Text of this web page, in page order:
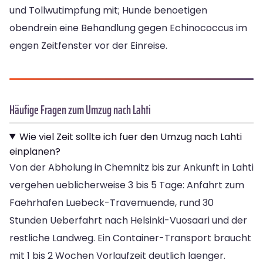
und Tollwutimpfung mit; Hunde benoetigen
obendrein eine Behandlung gegen Echinococcus im
engen Zeitfenster vor der Einreise.
Häufige Fragen zum Umzug nach Lahti
Wie viel Zeit sollte ich fuer den Umzug nach Lahti
einplanen?
Von der Abholung in Chemnitz bis zur Ankunft in Lahti
vergehen ueblicherweise 3 bis 5 Tage: Anfahrt zum
Faehrhafen Luebeck-Travemuende, rund 30
Stunden Ueberfahrt nach Helsinki-Vuosaari und der
restliche Landweg. Ein Container-Transport braucht
mit 1 bis 2 Wochen Vorlaufzeit deutlich laenger.